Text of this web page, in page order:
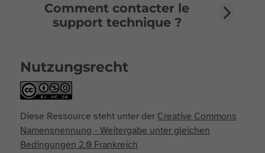
Comment contacter le
support technique ?
Nutzungsrecht
Diese Ressource steht unter der Creative Commons
Namensnennung - Weitergabe unter gleichen
Bedingungen 2.0 Frankreich